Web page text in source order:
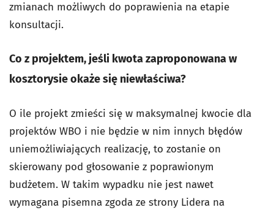
zmianach możliwych do poprawienia na etapie
konsultacji.
Co z projektem, jeśli kwota zaproponowana w
kosztorysie okaże się niewłaściwa?
O ile projekt zmieści się w maksymalnej kwocie dla
projektów WBO i nie będzie w nim innych błędów
uniemożliwiających realizację, to zostanie on
skierowany pod głosowanie z poprawionym
budżetem. W takim wypadku nie jest nawet
wymagana pisemna zgoda ze strony Lidera na